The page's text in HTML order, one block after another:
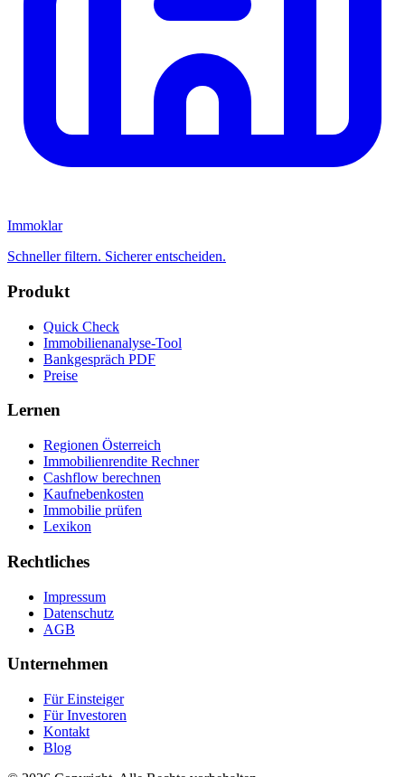
Immoklar
Schneller filtern. Sicherer entscheiden.
Produkt
Quick Check
Immobilienanalyse-Tool
Bankgespräch PDF
Preise
Lernen
Regionen Österreich
Immobilienrendite Rechner
Cashflow berechnen
Kaufnebenkosten
Immobilie prüfen
Lexikon
Rechtliches
Impressum
Datenschutz
AGB
Unternehmen
Für Einsteiger
Für Investoren
Kontakt
Blog